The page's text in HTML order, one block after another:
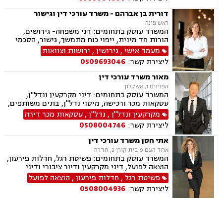
בדרכים, פשיטת רגל, הוצאה לפועל, דיני משפלה,
הסכמי ממון, צוואות וירושות, יפוי כוח מתמשך
דורית בן אברהם - משרד עורכי דין וגישור
ראש פינה
המשרד עוסק בתחומים: דני משפחה- גירושים,
הורות חד מינית, ייפוי כוח מתמשך, גישור, הסכמי
ממון, צוואות וירושות, חלוקת רכוש. פלילי- עבירות
מין וסמים, אלימות במשפחה ותעבורה
מעמד אישי,גירושין, ירושות וצוואות
ליצירת קשר: 0509693046
מאור משרד עורכי דין
הפנינים 1, אשקלון
המשרד עוסק בתחומים: דיני מקרקעין ונדל"ן,
עסקאות מכר ורכישה, מיסוי נדל"ן, בתים משותפים,
תכנון ובניה, ליקוי בניה, מושבים וקיבוצים, קבוצת
רכישה, מגרשים לבניה, רשות מקרקעי ישראל,
ירושות וצוואות, הסכמי ממון, ייפוי כוח מתמשך, דיני
משפחה, פונדקאות, מזונות, גישור, אפוטרופסות,
גירושין, נשואים אזרחיים, מעמד אישי, ניכור הורי,
זמני שהות, העברה בין דורית
מקרקעין ונדל"ן, נדל"ן,עסקאות מכר דירה
ליצירת קשר: 0508004746
אתי חסן משרד עורכי דין
אחד העם 9 בית קורן 2, חדרה
המשרד עוסק בתחומים: פשיטת רגל, חדלות פירעון,
הוצאה לפועל, דיני מקרקעין ודיור ציבורי ודיני
משפחה, ביטוח לאומי, תעבורה.
פשיטת רגל , חדלות פירעון, הוצאה לפועל
ליצירת קשר: 0508004936